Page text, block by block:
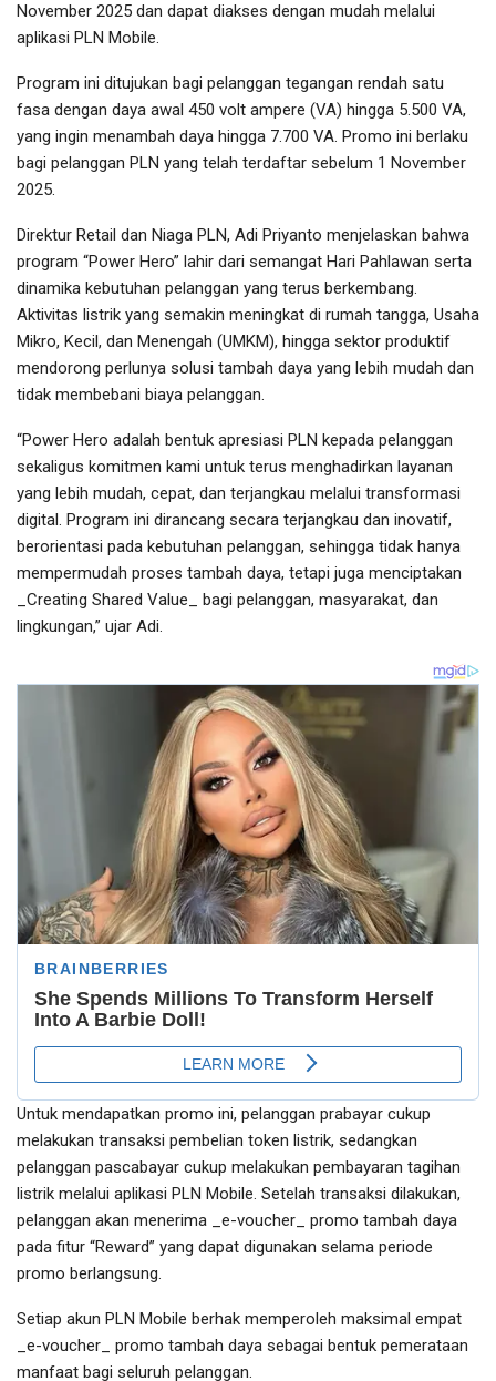
November 2025 dan dapat diakses dengan mudah melalui
aplikasi PLN Mobile.
Program ini ditujukan bagi pelanggan tegangan rendah satu
fasa dengan daya awal 450 volt ampere (VA) hingga 5.500 VA,
yang ingin menambah daya hingga 7.700 VA. Promo ini berlaku
bagi pelanggan PLN yang telah terdaftar sebelum 1 November
2025.
Direktur Retail dan Niaga PLN, Adi Priyanto menjelaskan bahwa
program “Power Hero” lahir dari semangat Hari Pahlawan serta
dinamika kebutuhan pelanggan yang terus berkembang.
Aktivitas listrik yang semakin meningkat di rumah tangga, Usaha
Mikro, Kecil, dan Menengah (UMKM), hingga sektor produktif
mendorong perlunya solusi tambah daya yang lebih mudah dan
tidak membebani biaya pelanggan.
“Power Hero adalah bentuk apresiasi PLN kepada pelanggan
sekaligus komitmen kami untuk terus menghadirkan layanan
yang lebih mudah, cepat, dan terjangkau melalui transformasi
digital. Program ini dirancang secara terjangkau dan inovatif,
berorientasi pada kebutuhan pelanggan, sehingga tidak hanya
mempermudah proses tambah daya, tetapi juga menciptakan
_Creating Shared Value_ bagi pelanggan, masyarakat, dan
lingkungan,” ujar Adi.
Untuk mendapatkan promo ini, pelanggan prabayar cukup
melakukan transaksi pembelian token listrik, sedangkan
pelanggan pascabayar cukup melakukan pembayaran tagihan
listrik melalui aplikasi PLN Mobile. Setelah transaksi dilakukan,
pelanggan akan menerima _e-voucher_ promo tambah daya
pada fitur “Reward” yang dapat digunakan selama periode
promo berlangsung.
Setiap akun PLN Mobile berhak memperoleh maksimal empat
_e-voucher_ promo tambah daya sebagai bentuk pemerataan
manfaat bagi seluruh pelanggan.